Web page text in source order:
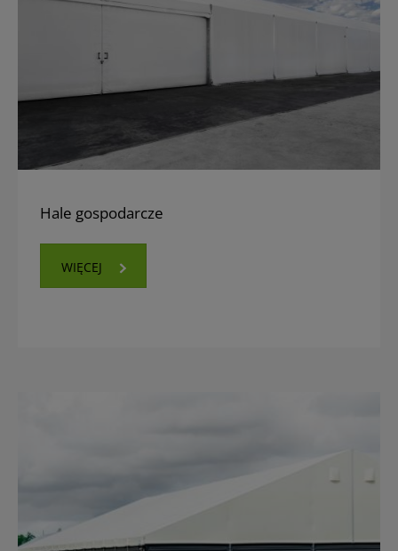
Hale gospodarcze
WIĘCEJ